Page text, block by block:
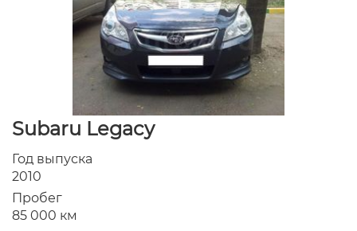
Subaru Legacy
Год выпуска
2010
Пробег
85 000 км